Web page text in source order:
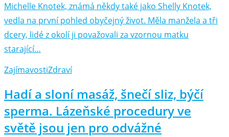
Michelle Knotek, známá někdy také jako Shelly Knotek,
vedla na první pohled obyčejný život. Měla manžela a tři
dcery, lidé z okolí ji považovali za vzornou matku
starající…
ZajímavostiZdraví
Hadí a sloní masáž, šnečí sliz, býčí
sperma. Lázeňské procedury ve
světě jsou jen pro odvážné